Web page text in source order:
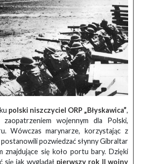
polski niszczyciel ORP „Błyskawica”,
wojennym dla Polski,
Wówczas marynarze, korzystając z
pozwiedzać słynny Gibraltar
znajdujące się koło portu bary. Dzięki
się jak wyglądał pierwszy rok II wojny